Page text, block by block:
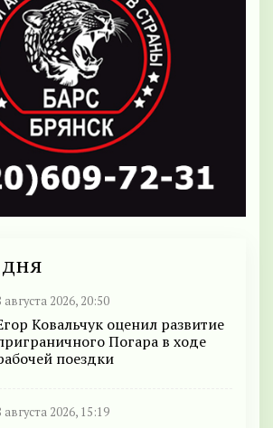
августа 2026, 20:50
Ковальчук оценил развитие
Погара в ходе
поездки
августа 2026, 15:19